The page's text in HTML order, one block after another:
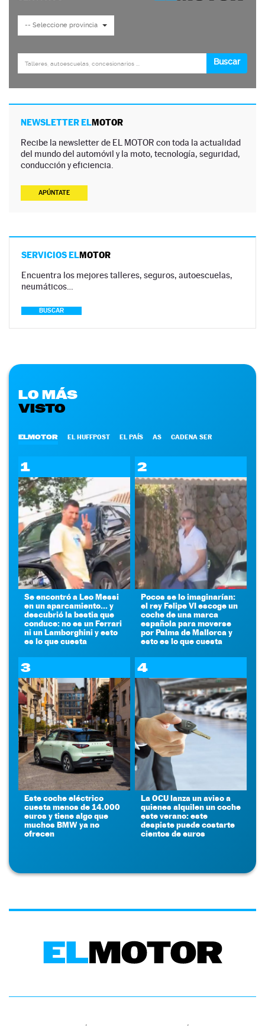
NEWSLETTER ELMOTOR
Recibe la newsletter de EL MOTOR con toda la actualidad
del mundo del automóvil y la moto, tecnología, seguridad,
conducción y eficiencia.
APÚNTATE
SERVICIOS ELMOTOR
Encuentra los mejores talleres, seguros, autoescuelas,
neumáticos…
BUSCAR
LO MÁS
VISTO
ELMOTOR EL HUFFPOST EL PAÍS AS CADENA SER
1
Se encontró a Leo Messi
en un aparcamiento... y
descubrió la bestia que
conduce: no es un Ferrari
ni un Lamborghini y esto
es lo que cuesta
2
Pocos se lo imaginarían:
el rey Felipe VI escoge un
coche de una marca
española para moverse
por Palma de Mallorca y
esto es lo que cuesta
3
Este coche eléctrico
cuesta menos de 14.000
euros y tiene algo que
muchos BMW ya no
ofrecen
4
La OCU lanza un aviso a
quienes alquilen un coche
este verano: este
despiste puede costarte
cientos de euros